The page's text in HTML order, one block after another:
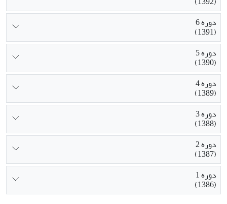
دوره 6
(1391)
دوره 5
(1390)
دوره 4
(1389)
دوره 3
(1388)
دوره 2
(1387)
دوره 1
(1386)